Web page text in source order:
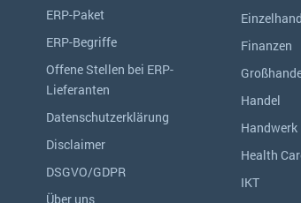
ERP-Paket
ERP-Begriffe
Offene Stellen bei ERP-
Lieferanten
Datenschutzerklärung
Disclaimer
DSGVO/GDPR
Über uns
Finanzen
Handel
Handwerk
Health
IKT